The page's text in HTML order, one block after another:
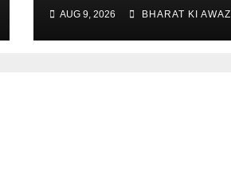
AUG 9, 2026 BHARAT KI AWAZ